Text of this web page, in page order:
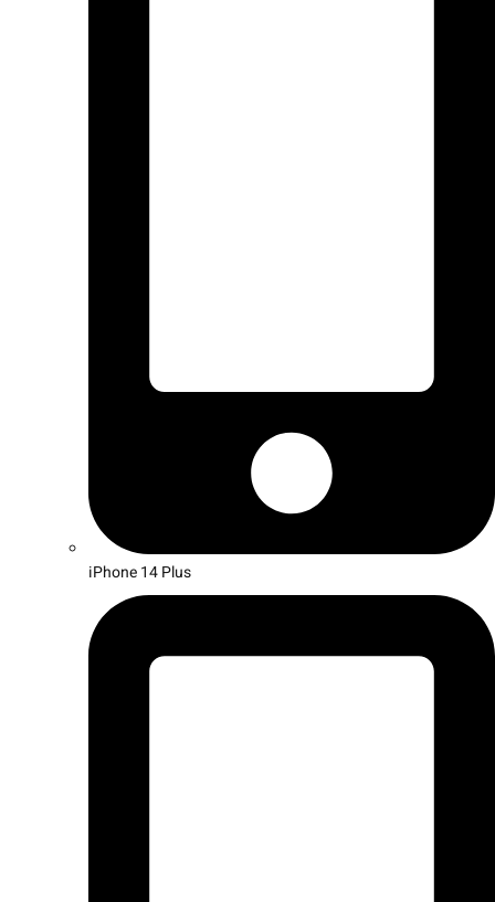
iPhone 14 Plus